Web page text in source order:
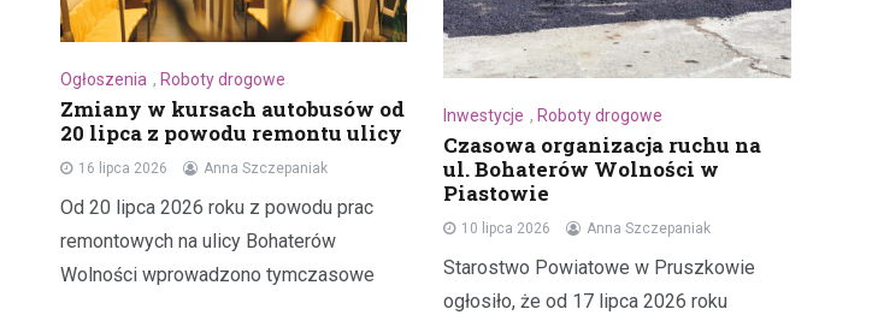
Ogłoszenia , Roboty drogowe
Zmiany w kursach autobusów od
20 lipca z powodu remontu ulicy
16 lipca 2026 Anna Szczepaniak
Od 20 lipca 2026 roku z powodu prac
remontowych na ulicy Bohaterów
Wolności wprowadzono tymczasowe
Inwestycje , Roboty drogowe
Czasowa organizacja ruchu na
ul. Bohaterów Wolności w
Piastowie
10 lipca 2026 Anna Szczepaniak
Starostwo Powiatowe w Pruszkowie
ogłosiło, że od 17 lipca 2026 roku